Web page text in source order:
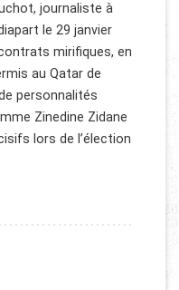
journaliste à
le 29 janvier
mirifiques, en
au Qatar de
personnalités
Zinedine Zidane
lors de l’élection
DE CORRUPTION